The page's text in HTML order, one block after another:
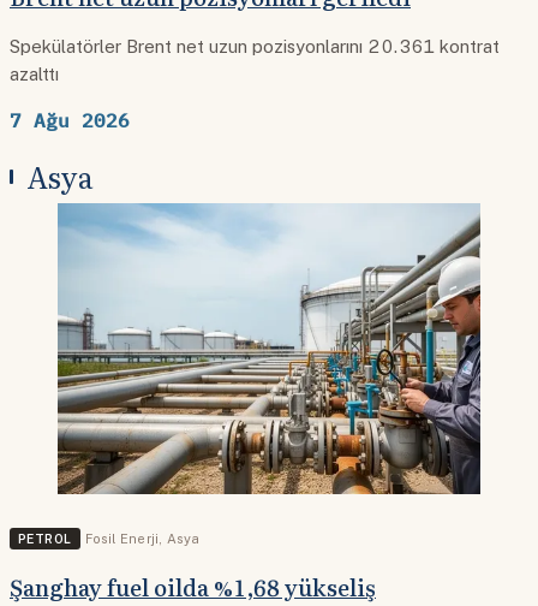
Spekülatörler Brent net uzun pozisyonlarını 20.361 kontrat
azalttı
7 Ağu 2026
Asya
PETROL Fosil Enerji Asya
Şanghay fuel oilda %1,68 yükseliş